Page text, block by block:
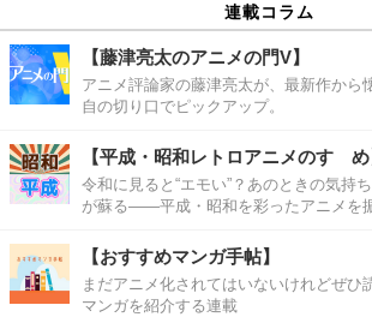
連載コラム
【藤津亮太のアニメの門V】
アニメ評論家の藤津亮太が、最新作から
自の切り口でピックアップ。
【平成・昭和レトロアニメのすゝめ
令和に見ると“エモい”？あのときの気持
が蘇る――平成・昭和を彩ったアニメを
【おすすめマンガ手帖】
まだアニメ化されてはいないけれどぜひ
マンガを紹介する連載